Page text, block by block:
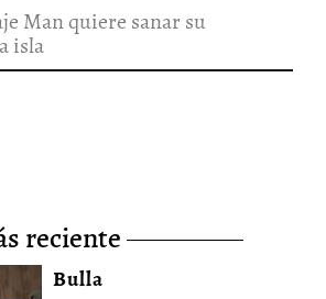
Man quiere sanar su
isla
reciente
Bulla